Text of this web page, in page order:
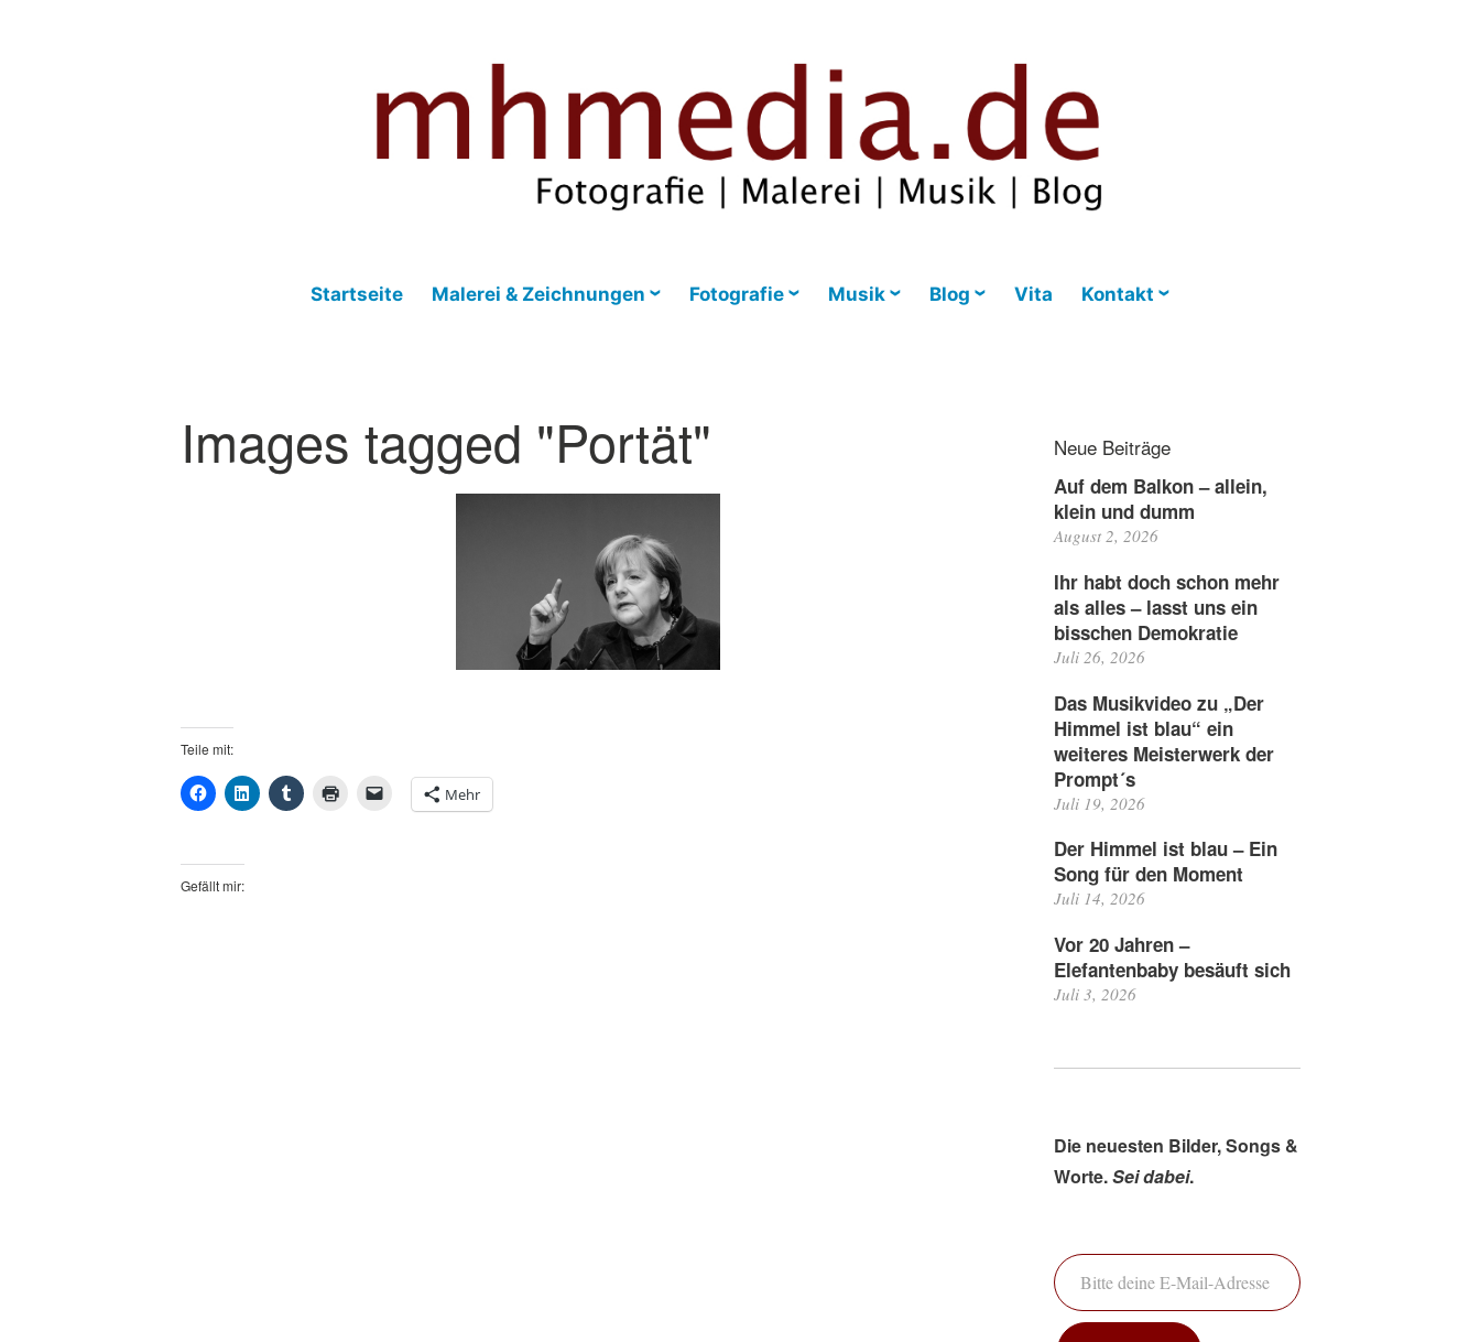
Startseite Malerei & Zeichnungen Fotografie Musik Blog Vita Kontakt
Images tagged "Portät"
Teile mit:
Mehr
Gefällt mir:
Neue Beiträge
Auf dem Balkon – allein,
klein und dumm
August 2, 2026
Ihr habt doch schon mehr
als alles – lasst uns ein
bisschen Demokratie
Juli 26, 2026
Das Musikvideo zu „Der
Himmel ist blau“ ein
weiteres Meisterwerk der
Prompt´s
Juli 19, 2026
Der Himmel ist blau – Ein
Song für den Moment
Juli 14, 2026
Vor 20 Jahren –
Elefantenbaby besäuft sich
Juli 3, 2026
Die neuesten Bilder, Songs &
Worte.Sei dabei.
Bitte deine E-Mail-Adresse ein ...